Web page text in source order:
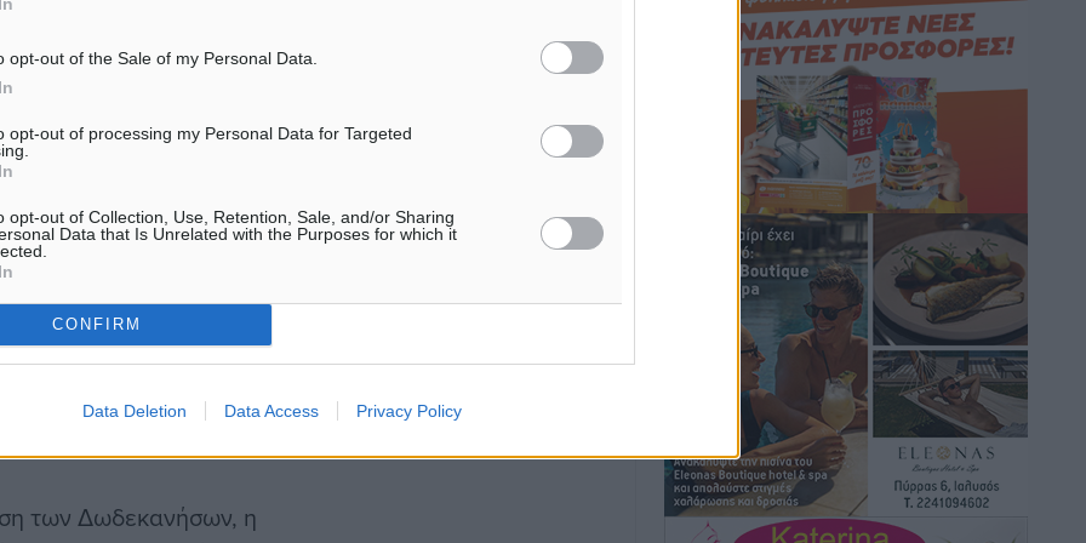
opt-out of the Sale of my Personal Data.
opt-out of processing my Personal Data for Targeted
opt-out of Collection, Use, Retention, Sale, and/or Sharing
Data that Is Unrelated with the Purposes for which it
CONFIRM
Data Deletion Data Access Privacy Policy
παραγωγής στα
πλέον συμφέρουσα
το οποίο
Κως–Ρόδος, Λέσβος–
Α.Ε. και, αντίστοιχα,
διασυνδέσεις
Σκύρος-Λέσβος,
κέρδισε η εταιρεία
τις πλέον συμφέρουσες
αναμένεται να
των Δωδεκανήσων, η
Τοπικές Ειδήσεις πριν 15 ώρες
Iατρικός Σύλλογος Ροδου προς Α.
Γεωργιάδη: Στρατηγικές Προτάσεις για
την Ενίσχυση της Δημόσιας Υγείας στη
Νησιωτική Ελλάδα και στα
Νοσοκομεία της Γ΄ Ζώνης
Τοπικές Ειδήσεις• πριν 15 ώρες
Πάνθηρες: Ξεκίνησαν αισιόδοξοι για
την παρθενική “πτήση” τους
Αθλητικά• πριν 15 ώρες
Άρης Αρχαγγέλου: Στο πλευρό του
άτυχου Ιάκωβου Θωμά
Αθλητικά• πριν 15 ώρες